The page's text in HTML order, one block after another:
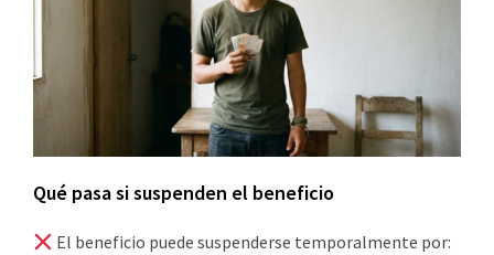
Qué pasa si suspenden el beneficio
El beneficio puede suspenderse temporalmente por: